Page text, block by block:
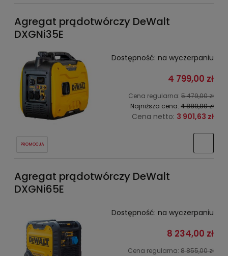
Agregat prądotwórczy DeWalt
DXGNi35E
Dostępność: na wyczerpaniu
4 799,00 zł
Cena regularna: 5 479,00 zł
Najniższa cena: 4 889,00 zł
Cena netto: 3 901,63 zł
PROMOCJA
Agregat prądotwórczy DeWalt
DXGNi65E
Dostępność: na wyczerpaniu
8 234,00 zł
Cena regularna: 8 855,00 zł